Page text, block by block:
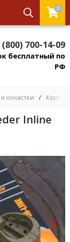
0
(800) 700-14-09
бесплатный по
РФ
оснастки /
Inline
›